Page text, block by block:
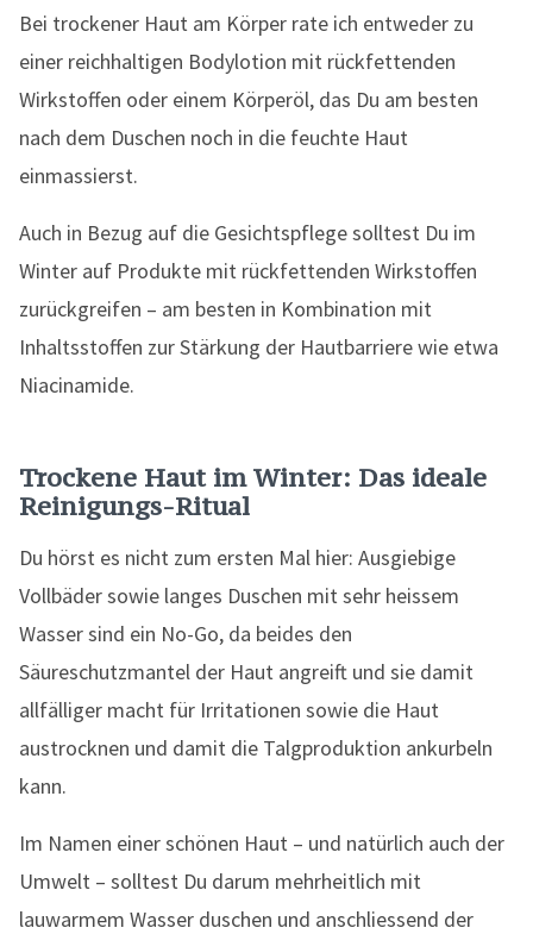
Bei trockener Haut am Körper rate ich entweder zu
einer reichhaltigen Bodylotion mit rückfettenden
Wirkstoffen oder einem Körperöl, das Du am besten
nach dem Duschen noch in die feuchte Haut
einmassierst.
Auch in Bezug auf die Gesichtspflege solltest Du im
Winter auf Produkte mit rückfettenden Wirkstoffen
zurückgreifen – am besten in Kombination mit
Inhaltsstoffen zur Stärkung der Hautbarriere wie etwa
Niacinamide.
Trockene Haut im Winter: Das ideale
Reinigungs-Ritual
Du hörst es nicht zum ersten Mal hier: Ausgiebige
Vollbäder sowie langes Duschen mit sehr heissem
Wasser sind ein No-Go, da beides den
Säureschutzmantel der Haut angreift und sie damit
allfälliger macht für Irritationen sowie die Haut
austrocknen und damit die Talgproduktion ankurbeln
kann.
Im Namen einer schönen Haut – und natürlich auch der
Umwelt – solltest Du darum mehrheitlich mit
lauwarmem Wasser duschen und anschliessend der